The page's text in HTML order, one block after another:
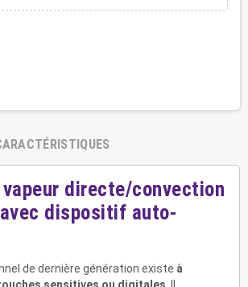
vapeur directe/convection
dispositif auto-
de dernière génération existe à